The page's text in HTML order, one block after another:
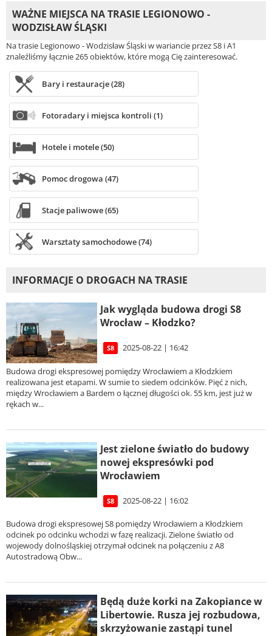
WAŻNE MIEJSCA NA TRASIE LEGIONOWO -
WODZISŁAW ŚLĄSKI
Na trasie Legionowo - Wodzisław Śląski w wariancie przez S8 i A1
znaleźliśmy łącznie 265 obiektów, które mogą Cię zainteresować.
Bary i restauracje (28)
Fotoradary i miejsca kontroli (1)
Hotele i motele (50)
Pomoc drogowa (47)
Stacje paliwowe (65)
Warsztaty samochodowe (74)
INFORMACJE O DROGACH NA TRASIE
Jak wygląda budowa drogi S8
Wrocław – Kłodzko?
S8 2025-08-22 | 16:42
Budowa drogi ekspresowej pomiędzy Wrocławiem a Kłodzkiem
realizowana jest etapami. W sumie to siedem odcinków. Pięć z nich,
między Wrocławiem a Bardem o łącznej długości ok. 55 km, jest już w
rękach w...
Jest zielone światło do budowy
nowej ekspresówki pod
Wrocławiem
S8 2025-08-22 | 16:02
Budowa drogi ekspresowej S8 pomiędzy Wrocławiem a Kłodzkiem
odcinek po odcinku wchodzi w fazę realizacji. Zielone światło od
wojewody dolnośląskiej otrzymał odcinek na połączeniu z A8
Autostradową Obw...
Będą duże korki na Zakopiance w
Libertowie. Rusza jej rozbudowa,
skrzyżowanie zastąpi tunel